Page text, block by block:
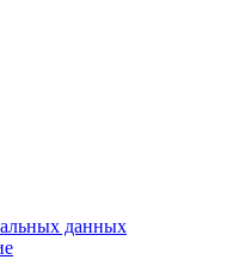
данных